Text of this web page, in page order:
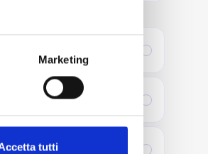
Marketing
tutti